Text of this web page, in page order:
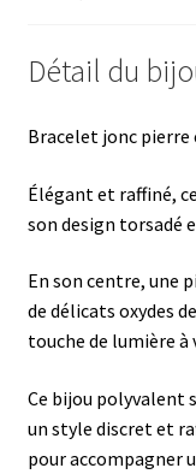
o
k
Détail du
Bracelet jonc pierre
Élégant et raffiné,
son design torsadé
En son centre, une
de délicats oxydes
touche de lumière
Ce bijou polyvalent
un style discret et
pour accompagner